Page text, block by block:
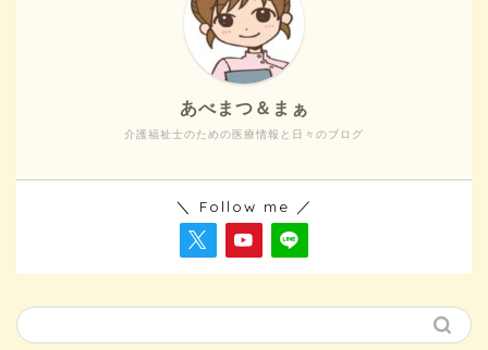
介護福祉士のための医療情報と日々のブログ
あべまつ＆まぁ
＼ Follow me ／